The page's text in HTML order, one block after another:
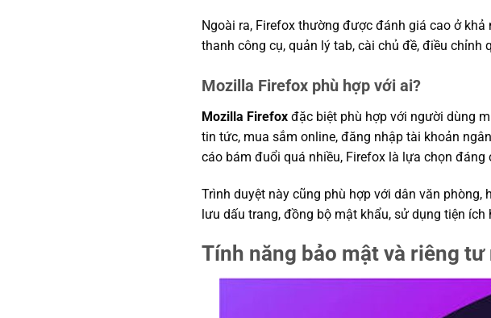
Ngoài ra, Firefox thường được đánh giá cao ở
thanh công cụ, quản lý tab, cài chủ đề, điều
Mozilla Firefox phù hợp với ai?
Mozilla Firefoxđặc biệt phù hợp với người dùng
tin tức, mua sắm online, đăng nhập tài khoản
cáo bám đuổi quá nhiều, Firefox là lựa chọn đáng
Trình duyệt này cũng phù hợp với dân văn
lưu dấu trang, đồng bộ mật khẩu, sử dụng tiện
Tính năng bảo mật và riêng